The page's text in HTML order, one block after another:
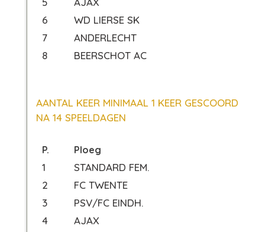
6
WD LIERSE SK
7
ANDERLECHT
8
BEERSCHOT AC
AANTAL KEER MINIMAAL 1 KEER GESCOORD
NA 14 SPEELDAGEN
P. Ploeg
1
STANDARD FEM.
2
FC TWENTE
3
PSV/FC EINDH.
4
AJAX